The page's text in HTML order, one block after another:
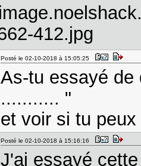
Posté le 02-10-2018 à 15:05:25
As-tu essayé de
........... "
et voir si tu
Posté le 02-10-2018 à 15:16:16
J'ai essayé